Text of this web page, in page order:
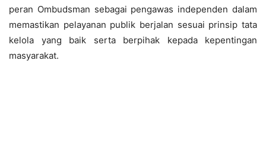
peran Ombudsman sebagai pengawas independen dalam
memastikan pelayanan publik berjalan sesuai prinsip tata
kelola yang baik serta berpihak kepada kepentingan
masyarakat.